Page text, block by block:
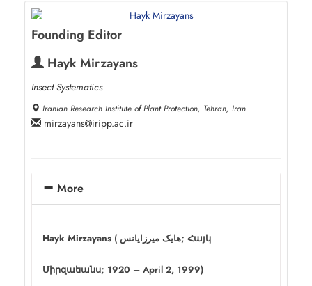
Founding Editor
Hayk Mirzayans
Insect Systematics
Iranian Research Institute of Plant Protection, Tehran, Iran
mirzayans iripp.ac.ir
More
Hayk Mirzayans ( هایک میرزایانس; Հայկ
Միրզաեանս; 1920 – April 2, 1999)